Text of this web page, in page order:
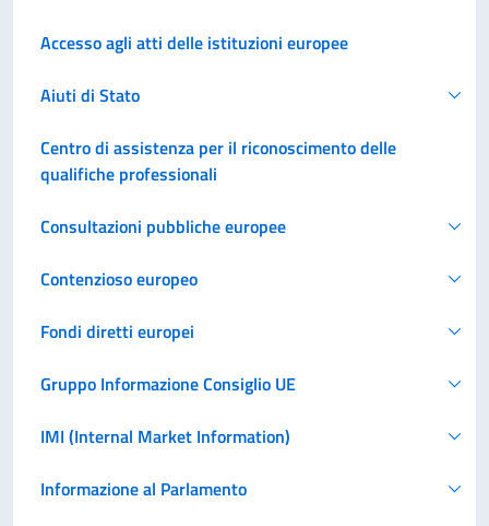
Accesso agli atti delle istituzioni europee
Aiuti di Stato
Centro di assistenza per il riconoscimento delle
qualifiche professionali
Consultazioni pubbliche europee
Contenzioso europeo
Fondi diretti europei
Gruppo Informazione Consiglio UE
IMI (Internal Market Information)
Informazione al Parlamento